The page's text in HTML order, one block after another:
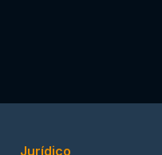
Jurídico